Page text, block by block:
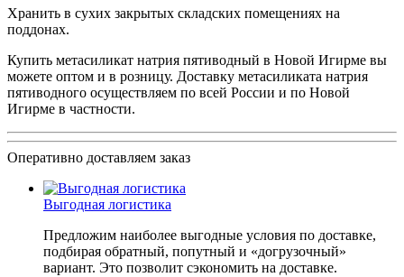
Хранить в сухих закрытых складских помещениях на
поддонах.
Купить метасиликат натрия пятиводный в Новой Игирме вы
можете оптом и в розницу. Доставку метасиликата натрия
пятиводного осуществляем по всей России и по Новой
Игирме в частности.
Оперативно доставляем заказ
Выгодная логистика
Предложим наиболее выгодные условия по доставке,
подбирая обратный, попутный и «догрузочный»
вариант. Это позволит сэкономить на доставке.